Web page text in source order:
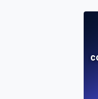
les comparaisons